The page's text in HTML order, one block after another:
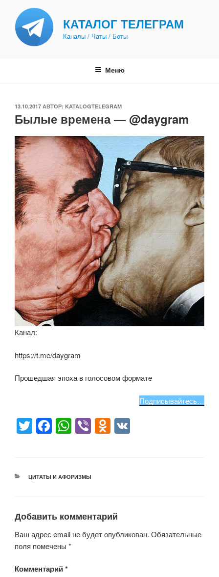
содержимому
КАТАЛОГ ТЕЛЕГРАМ
Каналы / Чаты / Боты
Меню
ОПУБЛИКОВАНО
13.10.2017 АВТОР: KATALOGTELEGRAM
Былые времена — @daygram
Канал:
https://t.me/daygram
Прошедшая эпоха в голосовом формате
Подписывайтесь…
T
er
F
e
o
k
W
s
p
Vi O
ss
ni
РУБРИКИ
ЦИТАТЫ И АФОРИЗМЫ
Добавить комментарий
Ваш адрес email не будет опубликован. Обязательные
поля помечены *
Комментарий*